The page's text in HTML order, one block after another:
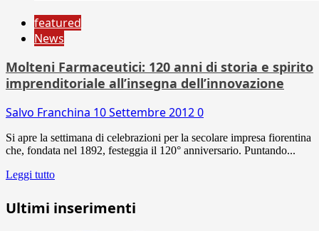
featured
News
Molteni Farmaceutici: 120 anni di storia e spirito
imprenditoriale all’insegna dell’innovazione
Salvo Franchina 10 Settembre 20120
Si apre la settimana di celebrazioni per la secolare impresa fiorentina
che, fondata nel 1892, festeggia il 120° anniversario. Puntando...
Leggi tutto
Ultimi inserimenti